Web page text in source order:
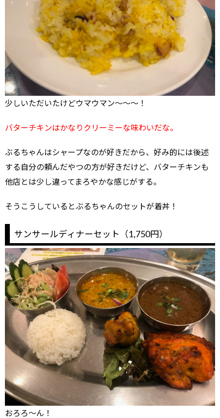
少しいただいたけどウマウマン～～～！
バターチキンはかなりクリーミーな味わいだな。
ぶるちゃんはシャープなのが好きだから、好み的には後述
する自分の頼んだやつの方が好きだけど、バターチキンも
他店とは少し違ってまろやかな感じがする。
そうこうしているとぶるちゃんのセットが着丼！
サンサールディナーセット（1,750円）
おろろ～ん！